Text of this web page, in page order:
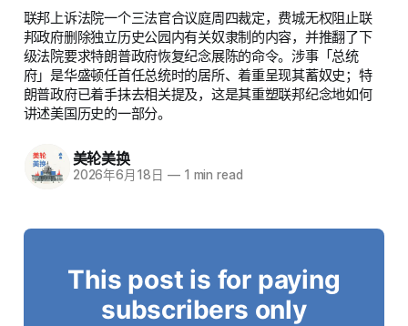
联邦上诉法院一个三法官合议庭周四裁定，费城无权阻止联
邦政府删除独立历史公园内有关奴隶制的内容，并推翻了下
级法院要求特朗普政府恢复纪念展陈的命令。涉事「总统
府」是华盛顿任首任总统时的居所、着重呈现其蓄奴史；特
朗普政府已着手抹去相关提及，这是其重塑联邦纪念地如何
讲述美国历史的一部分。
美轮美换
2026年6月18日 —1 min read
This post is for paying
subscribers only